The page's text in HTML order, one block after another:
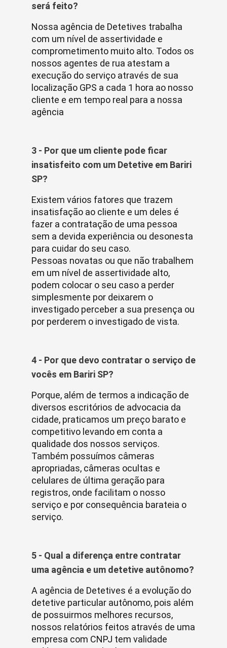
será feito?
Nossa agência de Detetives trabalha
com um nível de assertividade e
comprometimento muito alto. Todos os
nossos agentes de rua atestam a
execução do serviço através de sua
localização GPS a cada 1 hora ao nosso
cliente e em tempo real para a nossa
agência
3 - Por que um cliente pode ficar
insatisfeito com um Detetive em Bariri
SP?
Existem vários fatores que trazem
insatisfação ao cliente e um deles é
fazer a contratação de uma pessoa
sem a devida experiência ou desonesta
para cuidar do seu caso.
Pessoas novatas ou que não trabalhem
em um nível de assertividade alto,
podem colocar o seu caso a perder
simplesmente por deixarem o
investigado perceber a sua presença ou
por perderem o investigado de vista.
4 - Por que devo contratar o serviço de
vocês em Bariri SP?
Porque, além de termos a indicação de
diversos escritórios de advocacia da
cidade, praticamos um preço barato e
competitivo levando em conta a
qualidade dos nossos serviços.
Também possuímos câmeras
apropriadas, câmeras ocultas e
celulares de última geração para
registros, onde facilitam o nosso
serviço e por consequência barateia o
serviço.
5 - Qual a diferença entre contratar
uma agência e um detetive autônomo?
A agência de Detetives é a evolução do
detetive particular autônomo, pois além
de possuirmos melhores recursos,
nossos relatórios feitos através de uma
empresa com CNPJ tem validade